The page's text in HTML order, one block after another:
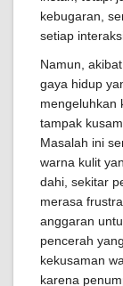
kebugaran,
setiap
Namun,
gaya hidup
mengeluhkan
tampak
Masalah ini
warna kulit
dahi, sekitar
merasa
anggaran
pencerah
kekusaman
karena